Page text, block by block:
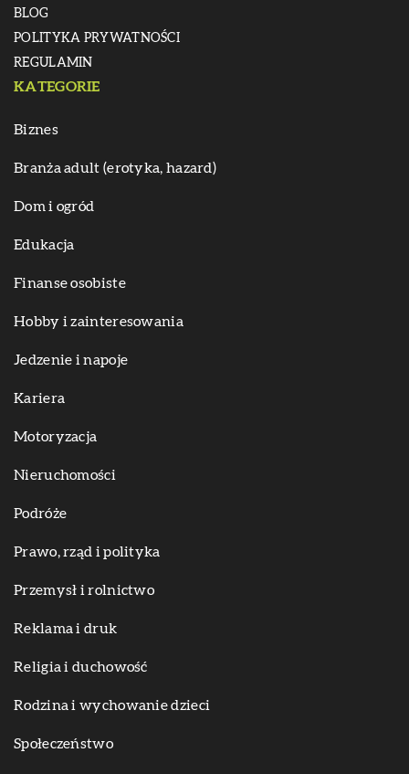
BLOG
POLITYKA PRYWATNOŚCI
REGULAMIN
KATEGORIE
Biznes
Branża adult (erotyka, hazard)
Dom i ogród
Edukacja
Finanse osobiste
Hobby i zainteresowania
Jedzenie i napoje
Kariera
Motoryzacja
Nieruchomości
Podróże
Prawo, rząd i polityka
Przemysł i rolnictwo
Reklama i druk
Religia i duchowość
Rodzina i wychowanie dzieci
Społeczeństwo